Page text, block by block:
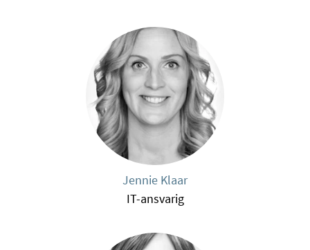
Jennie Klaar
IT-ansvarig